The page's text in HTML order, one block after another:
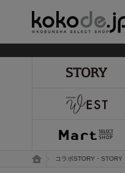
トップページ
コラボSTORY・STORY